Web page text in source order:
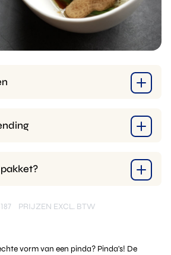
PRIJZEN EXCL. BTW
vorm van een pinda? Pinda's! De